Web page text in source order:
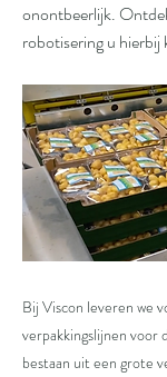
onontbeerlijk.
robotisering u hierbij
Bij Viscon leveren we
verpakkingslijnen voor
bestaan uit een grote